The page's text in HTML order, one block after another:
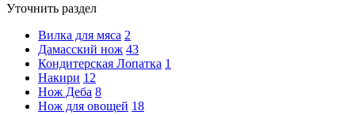
Уточнить раздел
Вилка для мяса 2
Дамасский нож 43
Кондитерская Лопатка 1
Накири 12
Нож Деба 8
Нож для овощей 18